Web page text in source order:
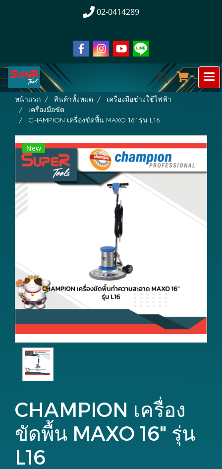
02-0414289
หน้าแรก สินค้าทั้งหมด
เครื่องมือช่างใช้ไฟฟ้า
เครื่องมือขัด
CHAMPION เครื่องขัดพื้น MAXO 16" รุ่น L16
New
CHAMPION เครื่อง
ขัดพื้น MAXO 16" รุ่น
L16